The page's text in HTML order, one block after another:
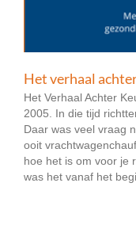
Het verhaal
Het Verhaal Achter
2005. In die tijd
Daar was veel vraag
ooit
hoe het is om voor je
was het vanaf het